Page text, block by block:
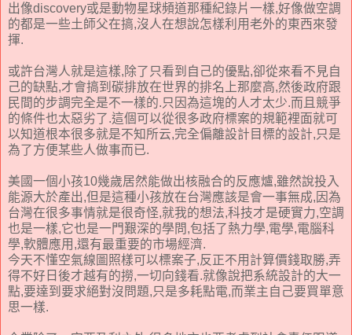
出像discovery或是動物星球頻道那種紀錄片一樣,好像做空調
的都是一些土師父在搞,沒人在想說怎樣利用老外的東西來發
揮.
或許台灣人就是這樣,除了只看到自己的優點,卻從來看不見自
己的缺點,才會搞到碳排放在世界的排名上那麼高,然後政府跟
民間的步調完全是不一樣的.只因為這塊的人才太少.而且競爭
的條件也太惡劣了.這個可以從很多政府標案的規範裡面就可
以知道根本很多就是不知所云,完全偏離設計目標的設計,只是
為了方便某些人做事而已.
美國一個小孩10幾歲居然能做出核融合的反應爐,雖然說投入
能源大於產出,但是這種小孩放在台灣應該是會一事無成,因為
台灣在很多事情就是很奇怪,就我的想法,科技才是硬實力,空調
也是一樣,它也是一門艱深的學問,包括了熱力學,電學,電腦科
學,軟體應用,還有最重要的市場經濟.
今天不懂空氣線圖照樣可以標案子,反正不用計算價錢取勝,弄
得不好日後才越有的撈,一切向錢看.就像說把系統設計的大一
點,要達到要求絕對沒問題,只是多耗點電,而業主自己要買單意
思一樣.